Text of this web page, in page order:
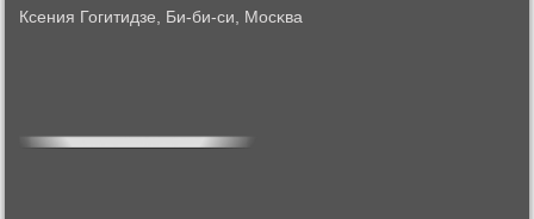
Ксения Гогитидзе, Би-би-си, Мосκва